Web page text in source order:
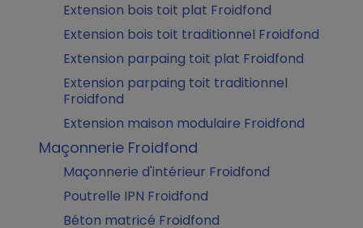
Extension bois toit plat Froidfond
Extension bois toit traditionnel Froidfond
Extension parpaing toit plat Froidfond
Extension parpaing toit traditionnel
Froidfond
Extension maison modulaire Froidfond
Maçonnerie Froidfond
Maçonnerie d'intérieur Froidfond
Poutrelle IPN Froidfond
Béton matricé Froidfond